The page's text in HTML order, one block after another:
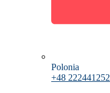
Polonia
+48 222441252